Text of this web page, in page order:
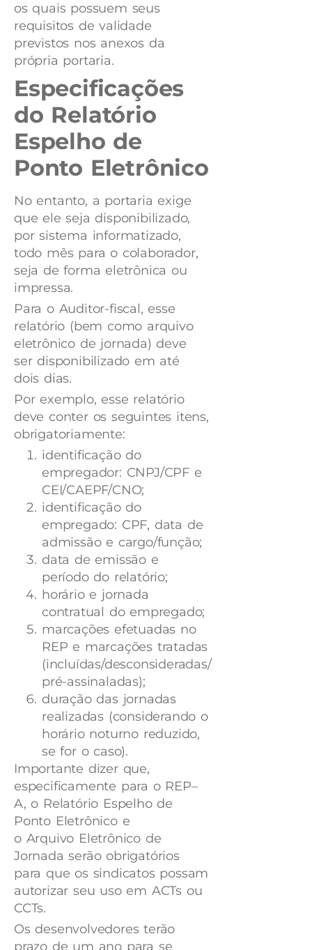
os quais possuem seus
requisitos de validade
previstos nos anexos da
própria portaria.
Especificações
do Relatório
Espelho de
Ponto Eletrônico
No entanto, a portaria exige
que ele seja disponibilizado,
por sistema informatizado,
todo mês para o colaborador,
seja de forma eletrônica ou
impressa.
Para o Auditor-fiscal, esse
relatório (bem como arquivo
eletrônico de jornada) deve
ser disponibilizado em até
dois dias.
Por exemplo, esse relatório
deve conter os seguintes itens,
obrigatoriamente:
identificação do
empregador: CNPJ/CPF e
CEI/CAEPF/CNO;
identificação do
empregado: CPF, data de
admissão e cargo/função;
data de emissão e
período do relatório;
horário e jornada
contratual do empregado;
marcações efetuadas no
REP e marcações tratadas
(incluídas/desconsideradas/
pré-assinaladas);
duração das jornadas
realizadas (considerando o
horário noturno reduzido,
se for o caso).
Importante dizer que,
especificamente para o REP–
A, o Relatório Espelho de
Ponto Eletrônico e
o Arquivo Eletrônico de
Jornada serão obrigatórios
para que os sindicatos possam
autorizar seu uso em ACTs ou
CCTs.
Os desenvolvedores terão
prazo de um ano para se